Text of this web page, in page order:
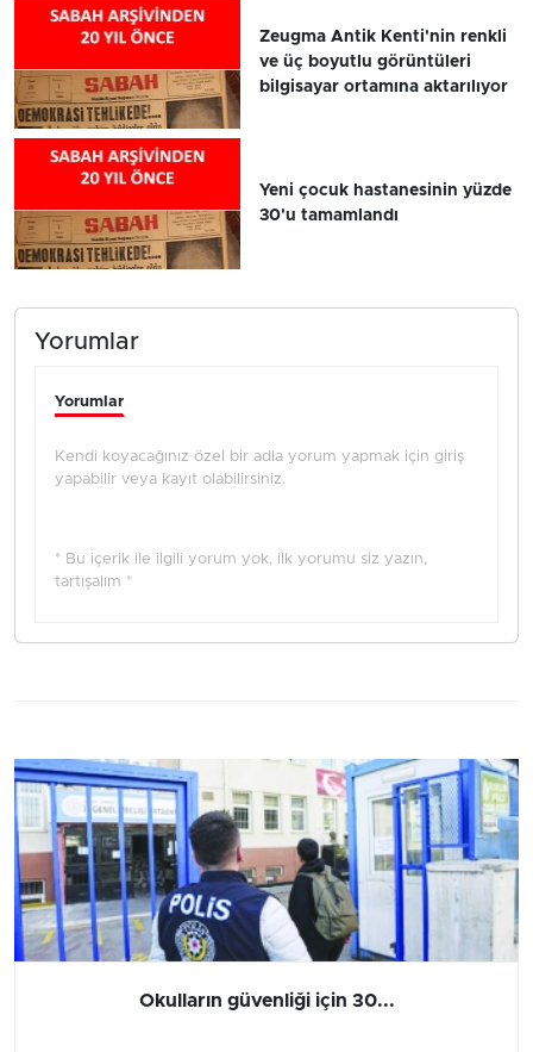
Zeugma Antik Kenti'nin renkli
ve üç boyutlu görüntüleri
bilgisayar ortamına aktarılıyor
Yeni çocuk hastanesinin yüzde
30'u tamamlandı
Yorumlar
Yorumlar
Kendi koyacağınız özel bir adla yorum yapmak için giriş
yapabilir veya kayıt olabilirsiniz.
* Bu içerik ile ilgili yorum yok, ilk yorumu siz yazın,
tartışalım *
Okulların güvenliği için 30...